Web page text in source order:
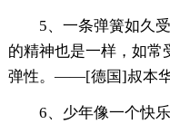
5、一条弹簧如久
的精神也是一样，如常
弹性。——[德国]叔本
6、少年像一个快